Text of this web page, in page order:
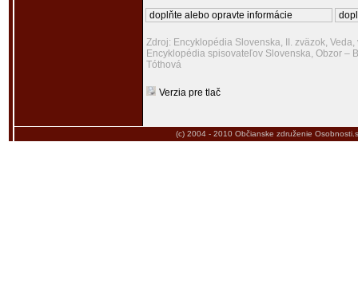
doplňte alebo opravte informácie
Zdroj: Encyklopédia Slovenska, II. zväzok,
Encyklopédia spisovateľov Slovenska, Obzor –
Tóthová
Verzia pre tlač
(c) 2004 - 2010 Občianske združenie